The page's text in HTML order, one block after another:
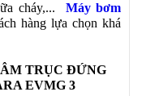
cháy,... Máy bơm
hàng lựa chọn khá
TRỤC ĐỨNG
EVMG 3